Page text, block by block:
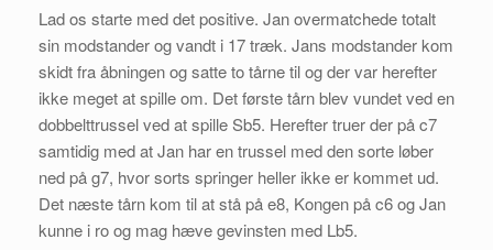
Lad os starte med det positive. Jan overmatchede totalt
sin modstander og vandt i 17 træk. Jans modstander kom
skidt fra åbningen og satte to tårne til og der var herefter
ikke meget at spille om. Det første tårn blev vundet ved en
dobbelttrussel ved at spille Sb5. Herefter truer der på c7
samtidig med at Jan har en trussel med den sorte løber
ned på g7, hvor sorts springer heller ikke er kommet ud.
Det næste tårn kom til at stå på e8, Kongen på c6 og Jan
kunne i ro og mag hæve gevinsten med Lb5.